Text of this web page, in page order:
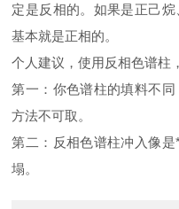
定是反相的。如果是正己
基本就是正相的。
个人建议，使用反相色谱柱
第一：你色谱柱的填料不
方法不可取。
第二：反相色谱柱冲入像
塌。